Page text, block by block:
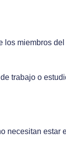
los miembros
trabajo o
necesitan estar